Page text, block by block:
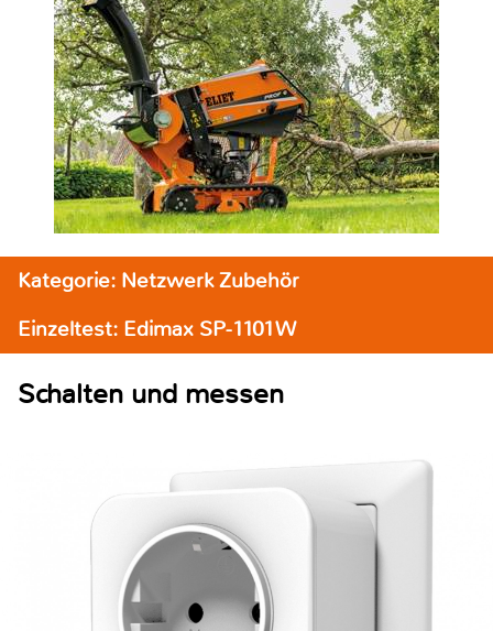
Kategorie: Netzwerk Zubehör
Einzeltest: Edimax SP-1101W
Schalten und messen